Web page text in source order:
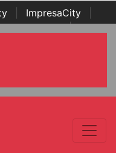
ImpresaCity
Awards | Italian